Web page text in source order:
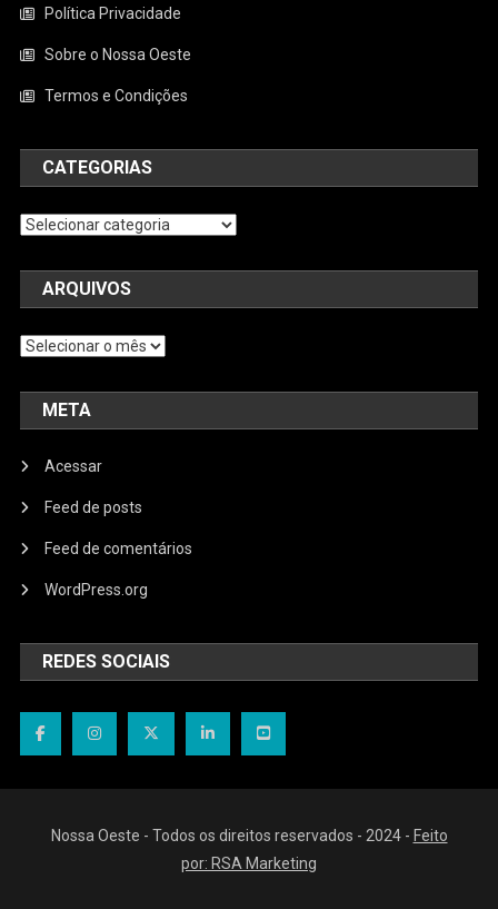
Política Privacidade
Sobre o Nossa Oeste
Termos e Condições
CATEGORIAS
Categorias
ARQUIVOS
Arquivos
META
Acessar
Feed de posts
Feed de comentários
WordPress.org
REDES SOCIAIS
Nossa Oeste - Todos os direitos reservados - 2024 - Feito
por: RSA Marketing